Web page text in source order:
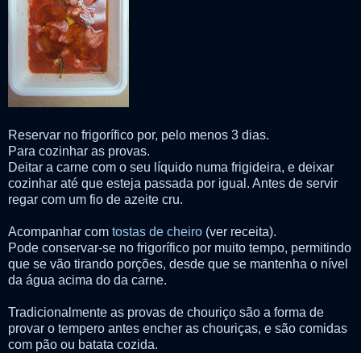
Reservar no frigorífico por, pelo menos 3 dias.
Para cozinhar as provas.
Deitar a carne com o seu líquido numa frigideira, e deixar
cozinhar até que esteja passada por igual. Antes de servir
regar com um fio de azeite cru.
Acompanhar com tostas de cheiro (ver receita).
Pode conservar-se no frigorífico por muito tempo, permitindo
que se vão tirando porções, desde que se mantenha o nível
da água acima do da carne.
Tradicionalmente as provas de chouriço são a forma de
provar o tempero antes encher as chouriças, e são comidas
com pão ou batata cozida.